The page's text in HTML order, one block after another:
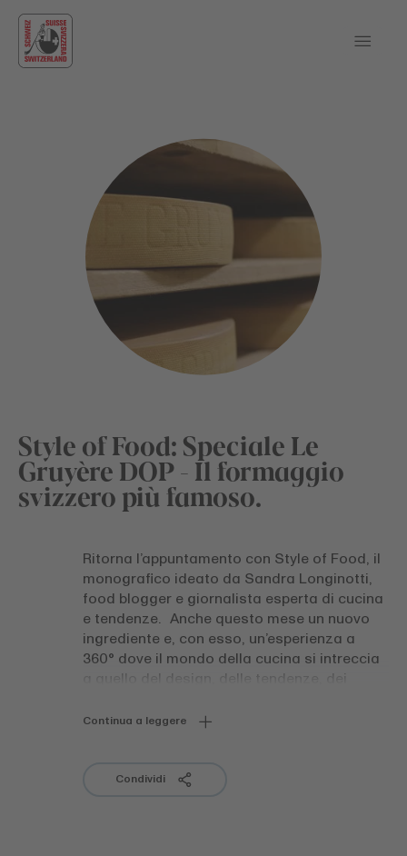
Style of Food: Speciale Le
Gruyère DOP - Il formaggio
svizzero più famoso.
Ritorna l’appuntamento con Style of Food, il
monografico ideato da Sandra Longinotti,
food blogger e giornalista esperta di cucina
e tendenze. Anche questo mese un nuovo
ingrediente e, con esso, un’esperienza a
360° dove il mondo della cucina si intreccia
a quello del design, delle tendenze, dei
ha come obiettivo quello di esaltare un
e un punto di incontro.
Continua a leggere
Condividi